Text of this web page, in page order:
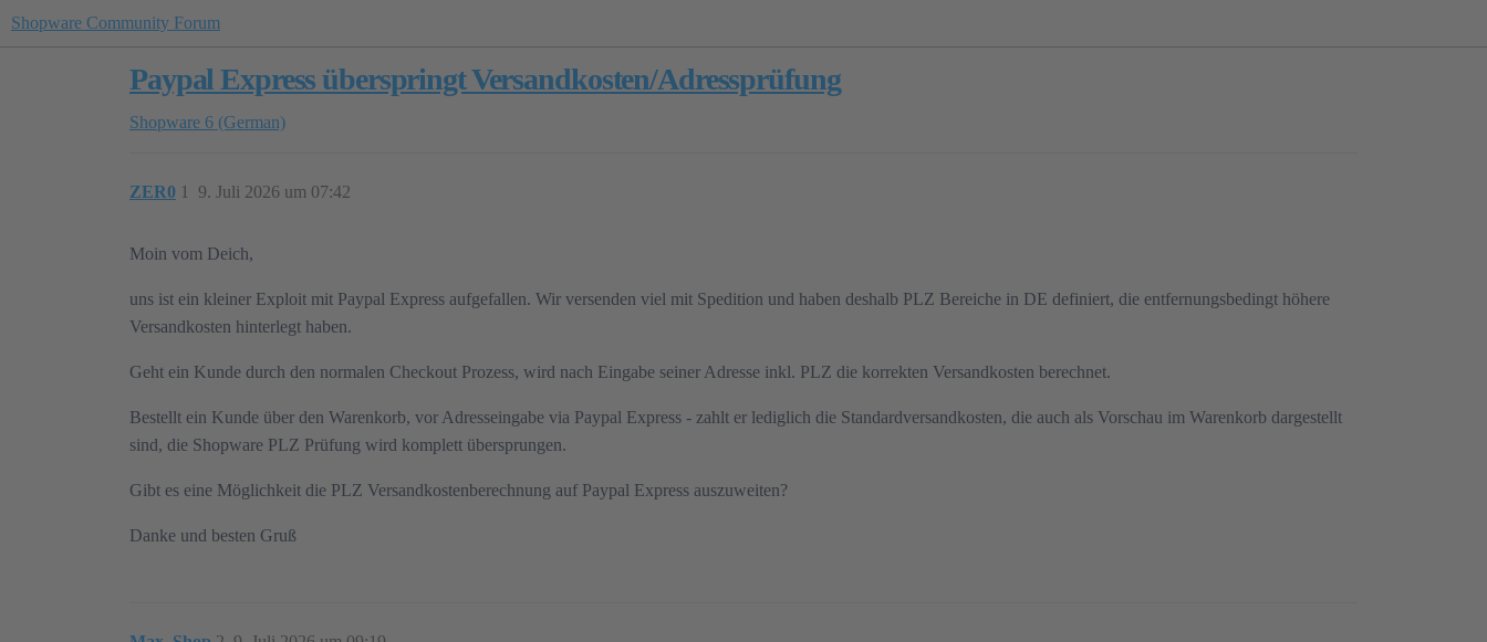
Shopware Community Forum
Paypal Express überspringt Versandkosten/Adressprüfung
Shopware 6 (German)
ZER0 9. Juli 2026 um 07:42
1
Moin vom Deich,
uns ist ein kleiner Exploit mit Paypal Express aufgefallen. Wir versenden viel mit Spedition und haben deshalb PLZ Bereiche in DE definiert, die entfernungsbedingt höhere
Versandkosten hinterlegt haben.
Geht ein Kunde durch den normalen Checkout Prozess, wird nach Eingabe seiner Adresse inkl. PLZ die korrekten Versandkosten berechnet.
Bestellt ein Kunde über den Warenkorb, vor Adresseingabe via Paypal Express - zahlt er lediglich die Standardversandkosten, die auch als Vorschau im Warenkorb dargestellt
sind, die Shopware PLZ Prüfung wird komplett übersprungen.
Gibt es eine Möglichkeit die PLZ Versandkostenberechnung auf Paypal Express auszuweiten?
Danke und besten Gruß